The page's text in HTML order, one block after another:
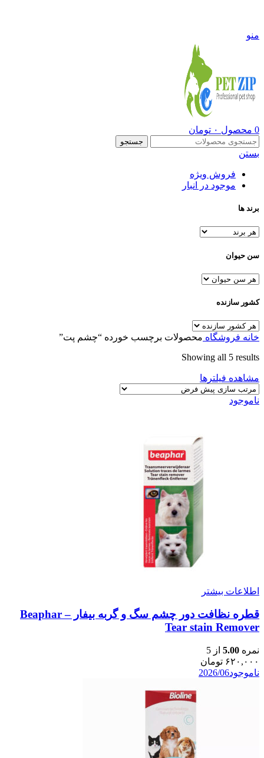
منو
0 محصول ۰ تومان
جستجو
بستن
فروش ویژه
موجود در انبار
برند ها
سن حیوان
کشور سازنده
خانه فروشگاه محصولات برچسب خورده “چشم پت”
Showing all 5 results
مشاهده فیلترها
ناموجود
اطلاعات بیشتر
قطره نظافت دور چشم سگ و گربه بیفار – Beaphar
Tear stain Remover
نمره 5.00 از 5
۶۲۰,۰۰۰ تومان
ناموجود2026/06